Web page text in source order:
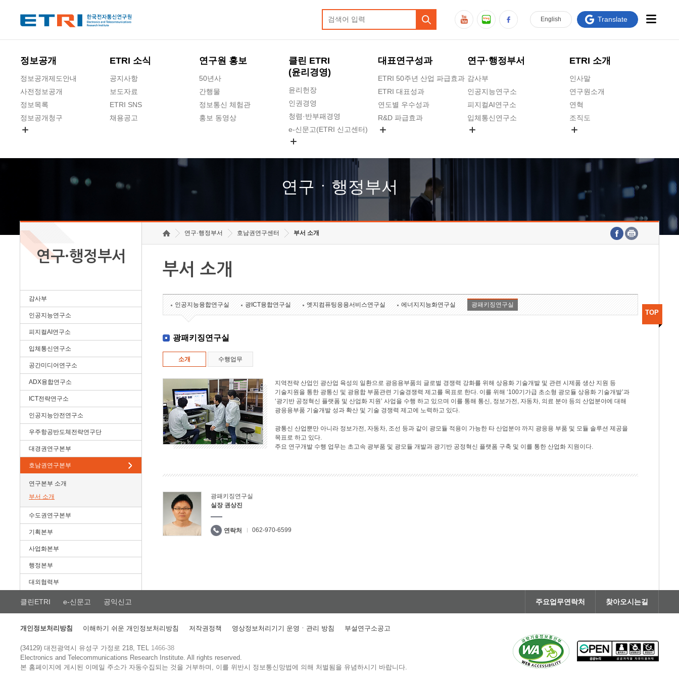
정보공개
정보공개제도안내
사전정보공개
정보목록
정보공개청구
ETRI 소식
공지사항
보도자료
ETRI SNS
채용공고
연구원 홍보
50년사
간행물
정보통신 체험관
홍보 동영상
클린 ETRI
(윤리경영)
윤리헌장
인권경영
청렴·반부패경영
e-신문고(ETRI 신고센터)
고객의소리
수의계약 현황
대표연구성과
ETRI 50주년 산업 파급효과
ETRI 대표성과
연도별 우수성과
R&D 파급효과
연구·행정부서
감사부
인공지능연구소
피지컬AI연구소
입체통신연구소
호남권연구본부
기획본부
ETRI 소개
인사말
연구원소개
연혁
조직도
연구원 고객헌장
주요업무연락처
English Translate
연구ㆍ행정부서
연구·행정부서
감사부
인공지능연구소
피지컬AI연구소
입체통신연구소
공간미디어연구소
ADX융합연구소
ICT전략연구소
인공지능안전연구소
우주항공반도체전략연구단
대경권연구본부
호남권연구본부
연구본부 소개
부서 소개
수도권연구본부
기획본부
사업화본부
행정본부
대외협력부
연구·행정부서 호남권연구센터 부서 소개
부서 소개
인공지능융합연구실 광ICT융합연구실 엣지컴퓨팅응용서비스연구실 에너지지능화연구실 광패키징연구실
광패키징연구실
소개 수행업무
지역전략 산업인 광산업 육성의 일환으로 광응용부품의 글로벌 경쟁력 강화를 위해 상용화 기술개발 및 관련 시제품 생산 지원 등
기술지원을 통한 광통신 및 광융합 부품관련 기술경쟁력 제고를 목표로 한다. 이를 위해 ‘100기가급 초소형 광모듈 상용화 기술개발’과
‘광기반 공정혁신 플랫폼 및 산업화 지원’ 사업을 수행 하고 있으며 이를 통해 통신, 정보가전, 자동차, 의료 분야 등의 산업분야에 대해
광응용부품 기술개발 성과 확산 및 기술 경쟁력 제고에 노력하고 있다.
광통신 산업뿐만 아니라 정보가전, 자동차, 조선 등과 같이 광모듈 적용이 가능한 타 산업분야 까지 광응용 부품 및 모듈 솔루션 제공을
목표로 하고 있다.
주요 연구개발 수행 업무는 초고속 광부품 및 광모듈 개발과 광기반 공정혁신 플랫폼 구축 및 이를 통한 산업화 지원이다.
광패키징연구실
실장 권상진
연락처 062-970-6599
TOP
클린ETRI e-신문고 공익신고 주요업무연락처 찾아오시는길
개인정보처리방침 이해하기 쉬운 개인정보처리방침 저작권정책 영상정보처리기기 운영ㆍ관리 방침 부설연구소공고
(34129) 대전광역시 유성구 가정로 218, TEL 1466-38
Electronics and Telecommunications Research Institute.All rights reserved.
본 홈페이지에 게시된 이메일 주소가 자동수집되는 것을 거부하며, 이를 위반시 정보통신망법에 의해 처벌됨을 유념하시기 바랍니다.